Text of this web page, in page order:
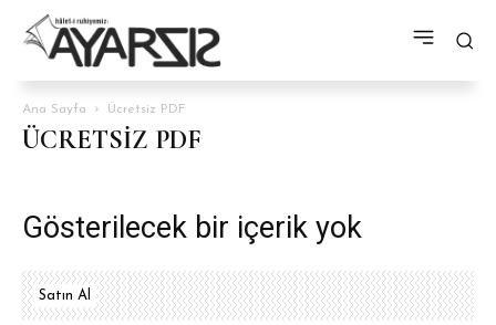
Ana Sayfa Ücretsiz PDF
ÜCRETSIZ PDF
Gösterilecek bir içerik yok
Satın Al